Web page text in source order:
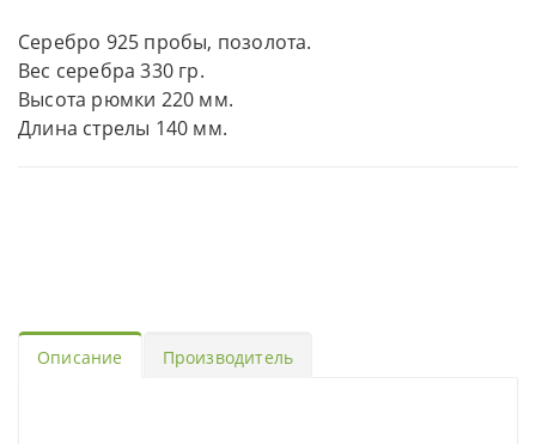
Серебро 925 пробы, позолота.
Вес серебра 330 гр.
Высота рюмки 220 мм.
Длина стрелы 140 мм.
Описание Производитель